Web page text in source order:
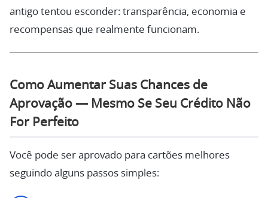
antigo tentou esconder: transparência, economia e
recompensas que realmente funcionam.
Como Aumentar Suas Chances de
Aprovação — Mesmo Se Seu Crédito Não
For Perfeito
Você pode ser aprovado para cartões melhores
seguindo alguns passos simples: